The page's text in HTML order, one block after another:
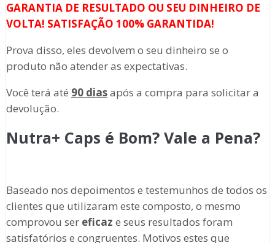
GARANTIA DE RESULTADO OU SEU DINHEIRO DE
VOLTA! SATISFAÇÃO 100% GARANTIDA!
Prova disso, eles devolvem o seu dinheiro se o
produto não atender as expectativas.
Você terá até 90 diasapós a compra para solicitar a
devolução.
Nutra+ Caps é Bom? Vale a Pena?
Baseado nos depoimentos e testemunhos de todos os
clientes que utilizaram este composto, o mesmo
comprovou ser eficaz e seus resultados foram
satisfatórios e congruentes. Motivos estes que